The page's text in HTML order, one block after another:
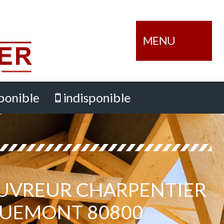
MENU
indisponible
CHARPENTIER
80800